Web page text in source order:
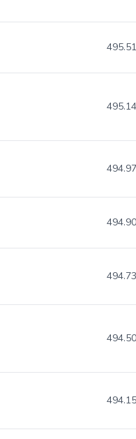
495.51
495.14
494.97
494.90
494.73
494.50
494.15